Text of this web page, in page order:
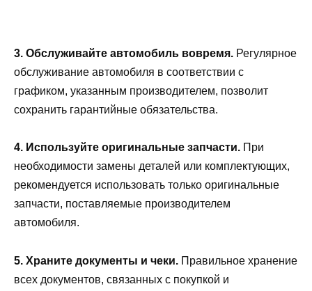
3. Обслуживайте автомобиль вовремя. Регулярное
обслуживание автомобиля в соответствии с
графиком, указанным производителем, позволит
сохранить гарантийные обязательства.
4. Используйте оригинальные запчасти. При
необходимости замены деталей или комплектующих,
рекомендуется использовать только оригинальные
запчасти, поставляемые производителем
автомобиля.
5. Храните документы и чеки. Правильное хранение
всех документов, связанных с покупкой и